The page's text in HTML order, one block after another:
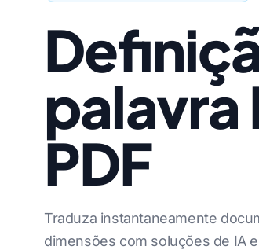
Financeiro e Bancário
Cuidados de saúde
Traduções Jurídicas
Governo & Defesa
Tradução de Patentes
Localização de videogame
Inglês para Espanhol
Inglês para Francês
Inglês para Alemão
Inglês para Japonês
Inglês para Russo
Inglês para Português
Inglês para Coreano
palavra
PDF
Traduza instantaneamente
dimensões com soluções de IA